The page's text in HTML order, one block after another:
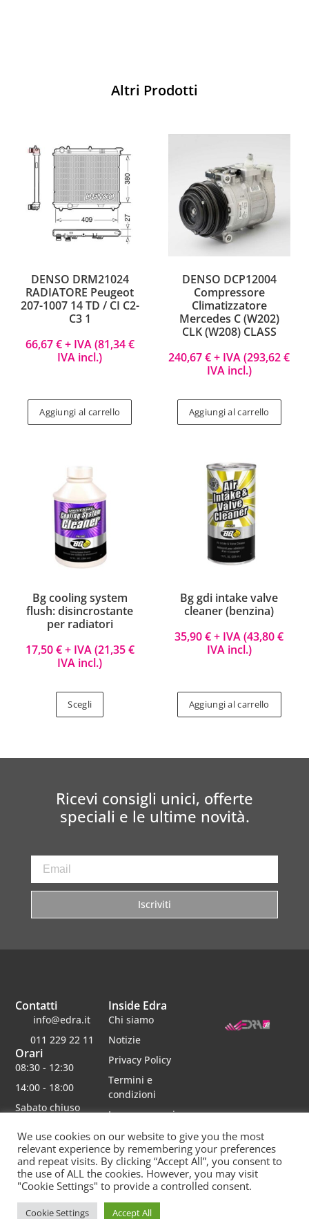
Altri Prodotti
DENSO DRM21024
RADIATORE Peugeot
207-1007 14 TD / CI C2-
C3 1
66,67€+ IVA (81,34€
IVA incl.)
Aggiungi al carrello
DENSO DCP12004
Compressore
Climatizzatore
Mercedes C (W202)
CLK (W208) CLASS
240,67€+ IVA (293,62€
IVA incl.)
Aggiungi al carrello
Bg cooling system
flush: disincrostante
per radiatori
17,50€+ IVA (21,35€
IVA incl.)
Scegli
Bg gdi intake valve
cleaner (benzina)
35,90€+ IVA (43,80€
IVA incl.)
Aggiungi al carrello
Ricevi consigli unici, offerte
speciali e le ultime novità.
Iscriviti
Inside Edra
Chi siamo
Notizie
Privacy Policy
Termini e
condizioni
Lavora con noi
Contatti
info@edra.it
011 229 22 11
Orari
08:30 - 12:30
14:00 - 18:00
Sabato chiuso
Edra srl | Via schiaparelli 16 | 10148 torino | p.iva 06482750012 | Capitale Sociale 30000 interamente
versato | rea 790234 registro imprese re
Questo sito è protetto da Google reCAPTCHA v3,Privacy PolicyeTerms of Service
Google.
We use cookies on our website to give you the most
relevant experience by remembering your preferences
and repeat visits. By clicking “Accept All”, you consent to
the use of ALL the cookies. However, you may visit
"Cookie Settings" to provide a controlled consent.
Cookie Settings Accept All